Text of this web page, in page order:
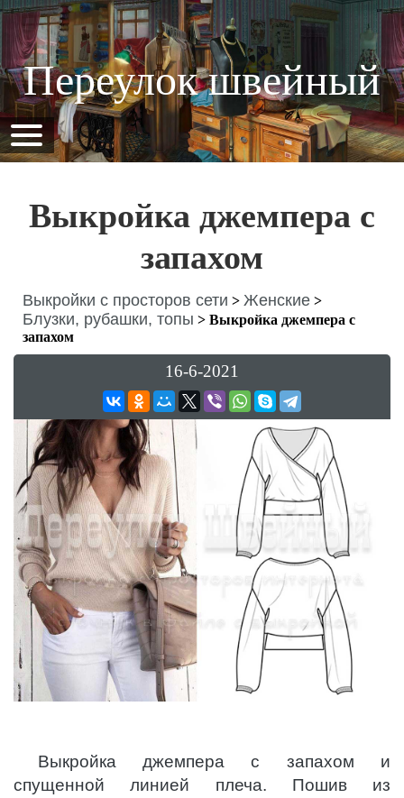
Переулок швейный
Выкройка джемпера с
запахом
Выкройки с просторов сети > Женские >
Блузки, рубашки, топы > Выкройка джемпера с
запахом
16-6-2021
Выкройка джемпера с запахом и
спущенной линией плеча. Пошив из